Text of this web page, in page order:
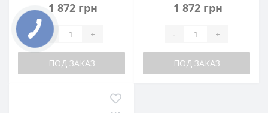
1 872 грн
+
ПОД ЗАКАЗ
1 872 грн
- +
ПОД ЗАКАЗ